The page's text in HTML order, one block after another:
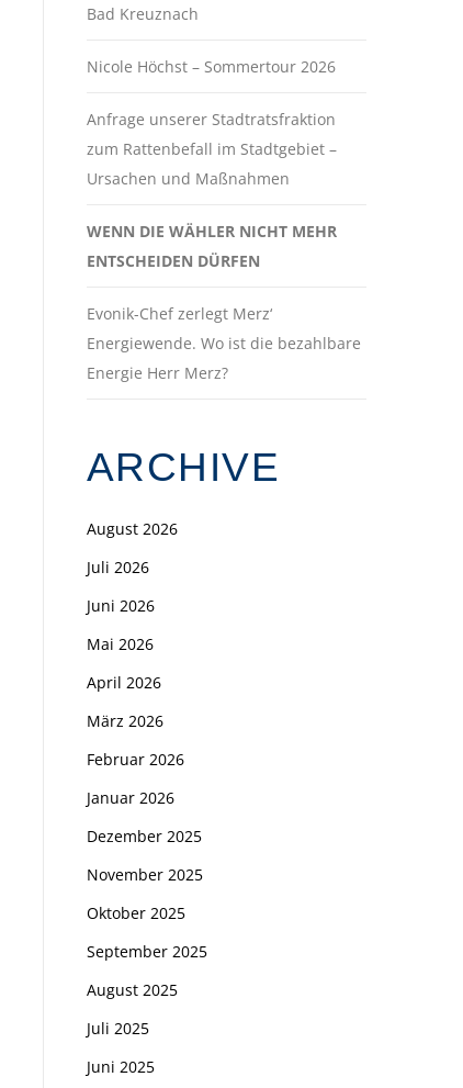
Bad Kreuznach
Nicole Höchst – Sommertour 2026
Anfrage unserer Stadtratsfraktion
zum Rattenbefall im Stadtgebiet –
Ursachen und Maßnahmen
WENN DIE WÄHLER NICHT MEHR
ENTSCHEIDEN DÜRFEN
Evonik-Chef zerlegt Merz‘
Energiewende. Wo ist die bezahlbare
Energie Herr Merz?
ARCHIVE
August 2026
Juli 2026
Juni 2026
Mai 2026
April 2026
März 2026
Februar 2026
Januar 2026
Dezember 2025
November 2025
Oktober 2025
September 2025
August 2025
Juli 2025
Juni 2025